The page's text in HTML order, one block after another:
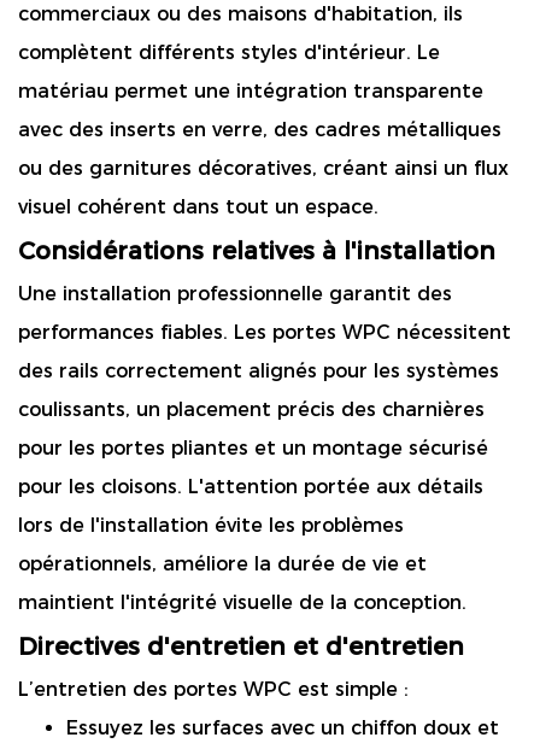
commerciaux ou des maisons d'habitation, ils
complètent différents styles d'intérieur. Le
matériau permet une intégration transparente
avec des inserts en verre, des cadres métalliques
ou des garnitures décoratives, créant ainsi un flux
visuel cohérent dans tout un espace.
Considérations relatives à l'installation
Une installation professionnelle garantit des
performances fiables. Les portes WPC nécessitent
des rails correctement alignés pour les systèmes
coulissants, un placement précis des charnières
pour les portes pliantes et un montage sécurisé
pour les cloisons. L'attention portée aux détails
lors de l'installation évite les problèmes
opérationnels, améliore la durée de vie et
maintient l'intégrité visuelle de la conception.
Directives d'entretien et d'entretien
L’entretien des portes WPC est simple :
Essuyez les surfaces avec un chiffon doux et